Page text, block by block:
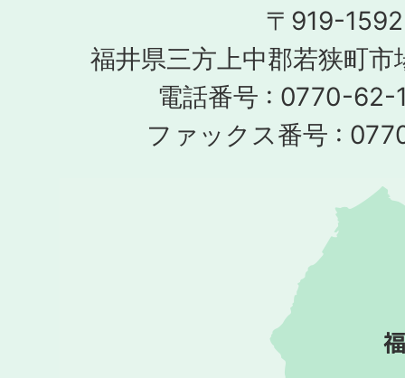
〒919-1592
福井県三方上中郡若狭町
電話番号 : 0770-62-
ファックス番号 :